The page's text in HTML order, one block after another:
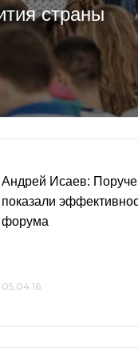
страны
Андрей Исаев:
показали
форума
05.04.16